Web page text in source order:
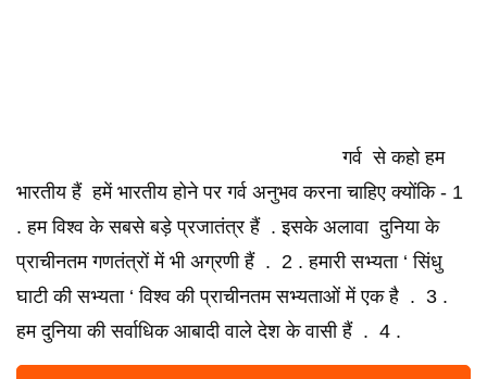
गर्व से कहो हम
भारतीय हैं हमें भारतीय होने पर गर्व अनुभव करना चाहिए क्योंकि - 1
. हम विश्व के सबसे बड़े प्रजातंत्र हैं . इसके अलावा दुनिया के
प्राचीनतम गणतंत्रों में भी अग्रणी हैं . 2 . हमारी सभ्यता ‘ सिंधु
घाटी की सभ्यता ‘ विश्व की प्राचीनतम सभ्यताओं में एक है . 3 .
हम दुनिया की सर्वाधिक आबादी वाले देश के वासी हैं . 4 .